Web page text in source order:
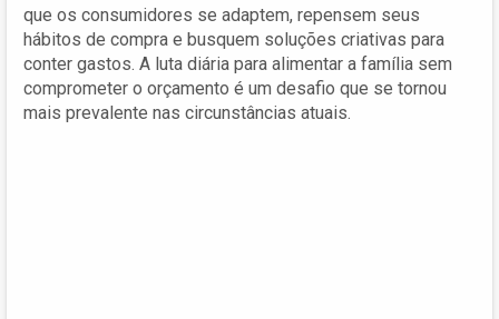
que os consumidores se adaptem, repensem seus
hábitos de compra e busquem soluções criativas para
conter gastos. A luta diária para alimentar a família sem
comprometer o orçamento é um desafio que se tornou
mais prevalente nas circunstâncias atuais.